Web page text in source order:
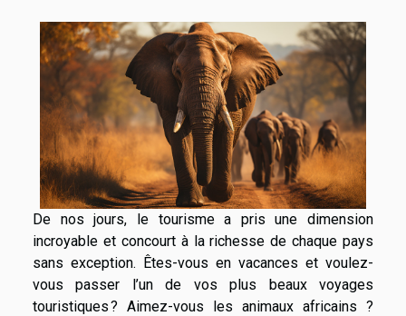
De nos jours, le tourisme a pris une dimension
incroyable et concourt à la richesse de chaque pays
sans exception. Êtes-vous en vacances et voulez-
vous passer l’un de vos plus beaux voyages
touristiques ? Aimez-vous les animaux africains ?